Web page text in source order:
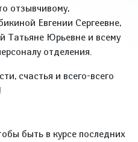
отзывчивому,
Евгении Сергеевне,
Татьяне Юрьевне и всему
отделения.
счастья и всего-всего
быть в курсе последних